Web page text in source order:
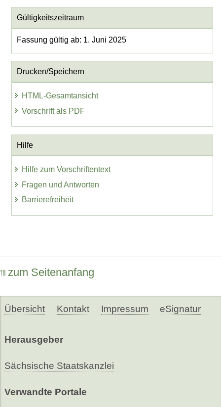
Gültigkeitszeitraum
Fassung gültig ab: 1. Juni 2025
Drucken/Speichern
HTML-Gesamtansicht
Vorschrift als PDF
Hilfe
Hilfe zum Vorschriftentext
Fragen und Antworten
Barrierefreiheit
zum Seitenanfang
Übersicht Kontakt Impressum eSignatur
Herausgeber
Sächsische Staatskanzlei
Verwandte Portale